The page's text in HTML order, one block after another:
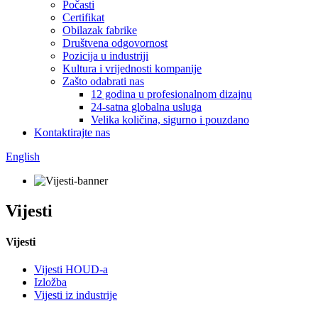
Počasti
Certifikat
Obilazak fabrike
Društvena odgovornost
Pozicija u industriji
Kultura i vrijednosti kompanije
Zašto odabrati nas
12 godina u profesionalnom dizajnu
24-satna globalna usluga
Velika količina, sigurno i pouzdano
Kontaktirajte nas
English
Vijesti
Vijesti
Vijesti HOUD-a
Izložba
Vijesti iz industrije